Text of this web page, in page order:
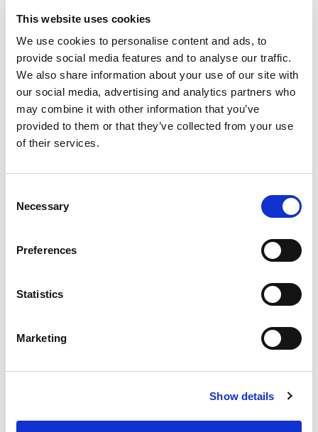
This website uses cookies
We use cookies to personalise content and ads, to
provide social media features and to analyse our traffic.
We also share information about your use of our site with
our social media, advertising and analytics partners who
may combine it with other information that you’ve
provided to them or that they’ve collected from your use
of their services.
Selection
Necessary
Preferences
Statistics
Marketing
Show details
LitePoint的现成测试自动化方法意味着制造商可以将时间
和资源集中在推出创新产品上，而不是编写测试软件或集
成来自众多供应商的解决方案。
Categories
UWB
Wi-Fi 6E
Wi-Fi 6
Wi-Fi
V2X
Automotive
6G
Subscribe to the LitePoint Blog